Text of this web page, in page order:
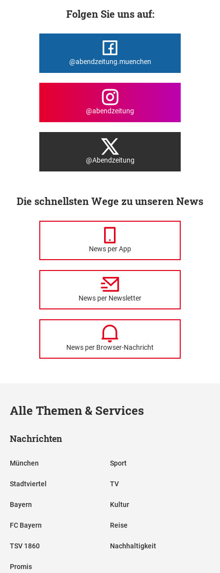
Folgen Sie uns auf:
@abendzeitung.muenchen
@abendzeitung
@Abendzeitung
Die schnellsten Wege zu unseren News
News per App
News per Newsletter
News per Browser-Nachricht
Alle Themen & Services
Nachrichten
München
Stadtviertel
Bayern
FC Bayern
TSV 1860
Promis
Sport
TV
Kultur
Reise
Nachhaltigkeit